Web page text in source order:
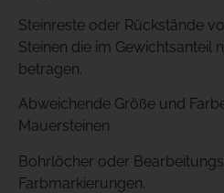
Steinreste oder Rückstände
Steinen die im Gewichtsanteil
betragen.
Abweichende Größe und
Mauersteinen
Bohrlöcher oder
Farbmarkierungen.